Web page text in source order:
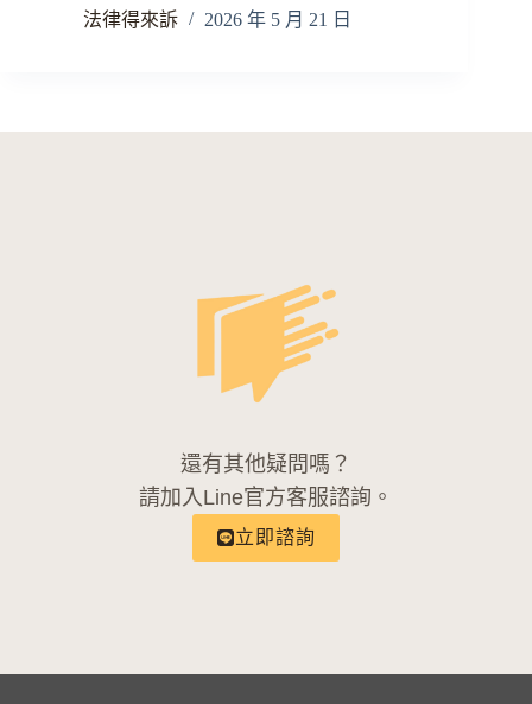
法律得來訴
2026 年 5 月 21 日
還有其他疑問嗎？
請加入Line官方客服諮詢。
立即諮詢